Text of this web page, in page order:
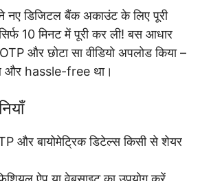
नए डिजिटल बैंक अकाउंट के लिए पूरी
10 मिनट में पूरी कर ली! बस आधार
और छोटा सा वीडियो अपलोड किया –
और hassle-free था।
और बायोमेट्रिक डिटेल्स किसी से शेयर